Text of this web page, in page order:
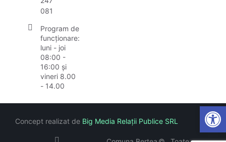
081
Program de
funcționare:
luni - joi
08:00 -
16:00 și
vineri 8.00
- 14.00
Concept realizat de Big Media Relații Publice SRL